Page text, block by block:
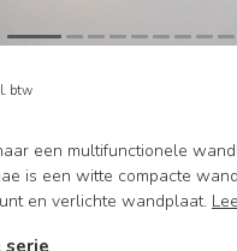
btw
een multifunctionele
is een witte compacte
en verlichte wandplaat.
serie